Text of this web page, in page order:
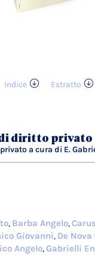
Indice
Estratto
diritto privato
a cura di E.
, Barba Angelo,
Giovanni, De
Angelo,Gabrielli